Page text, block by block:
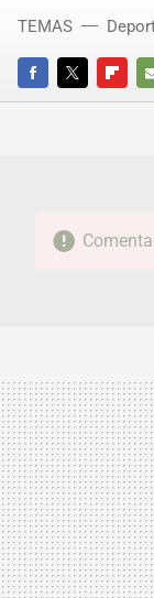
FACEBOOKTWITTER
TEMAS